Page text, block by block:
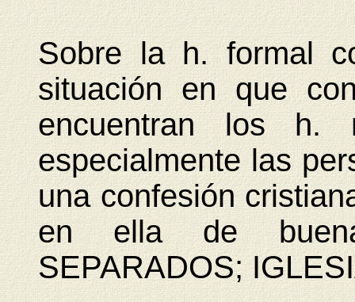
Sobre la h. formal
situación en que
encuentran los h.
especialmente las
una confesión
en ella de
SEPARADOS;